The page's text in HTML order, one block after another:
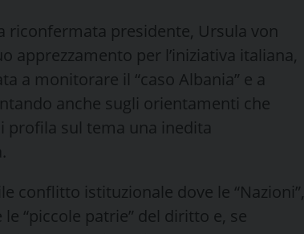
riconfermata presidente, Ursula von
apprezzamento per l’iniziativa italiana,
a monitorare il “caso Albania” e a
anche sugli orientamenti che
profila sul tema una inedita
conflitto istituzionale dove le “Nazioni”,
“piccole patrie” del diritto e, se